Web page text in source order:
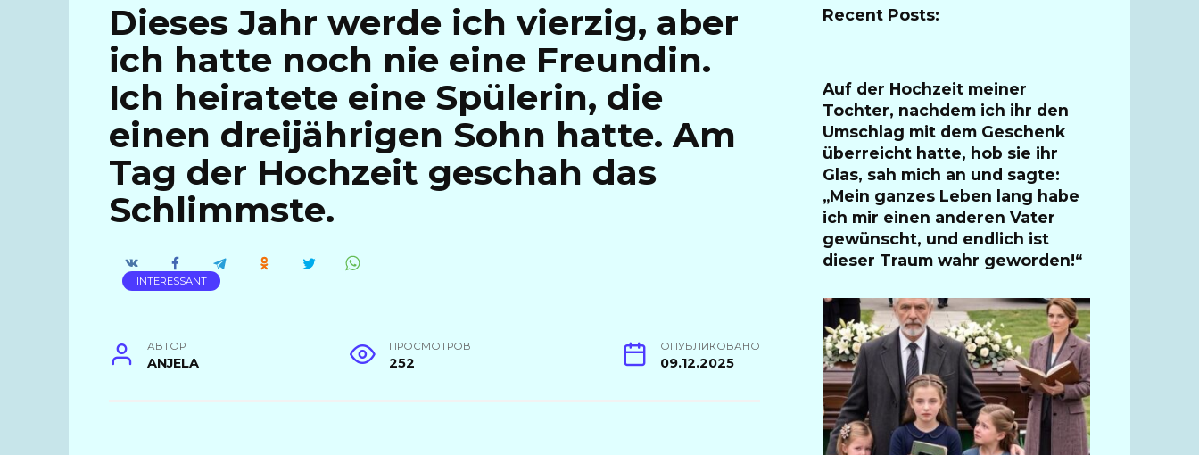
Dieses Jahr werde ich vierzig, aber
ich hatte noch nie eine Freundin.
Ich heiratete eine Spülerin, die
einen dreijährigen Sohn hatte. Am
Tag der Hochzeit geschah das
Schlimmste.
INTERESSANT
АВТОР
ANJELA
ПРОСМОТРОВ
252
ОПУБЛИКОВАНО
09.12.2025
Recent Posts:
Auf der Hochzeit meiner
Tochter, nachdem ich ihr den
Umschlag mit dem Geschenk
überreicht hatte, hob sie ihr
Glas, sah mich an und sagte:
„Mein ganzes Leben lang habe
ich mir einen anderen Vater
gewünscht, und endlich ist
dieser Traum wahr geworden!“